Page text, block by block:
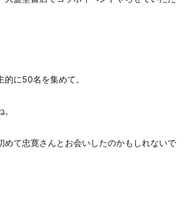
的に50名を集めて。
めて忠寛さんとお会いしたのかもしれないで